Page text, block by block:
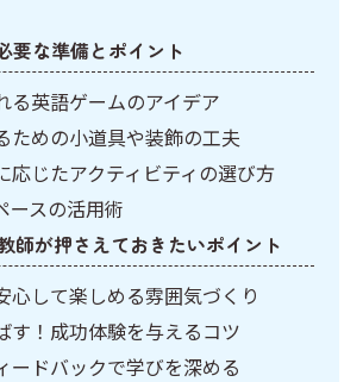
要な準備とポイント
る英語ゲームのアイデア
ための小道具や装飾の工夫
応じたアクティビティの選び方
ースの活用術
師が押さえておきたいポイント
心して楽しめる雰囲気づくり
す！成功体験を与えるコツ
ードバックで学びを深める